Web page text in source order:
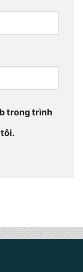
trong trình
tôi.